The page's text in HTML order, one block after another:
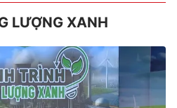
LƯỢNG XANH